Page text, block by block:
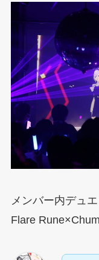
メンバー内デュ
Flare